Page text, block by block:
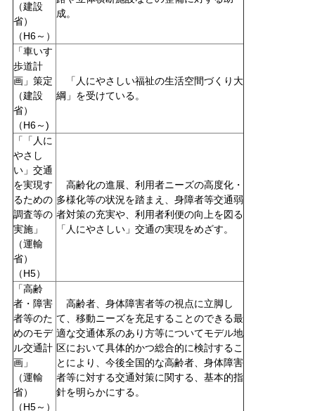
（建設
省）
（H6～）
成。
「車いす
歩道計
画」策定
（建設
省）
（H6～)
「人にやさしい福祉の生活空間づくり大
綱」を受けている。
「「人に
やさし
い」交通
を実現す
るための
調査等の
実施」
（運輸
省）
（H5）
高齢化の進展、利用者ニーズの高度化・
多様化等の状況を踏まえ、身障者等交通弱
者対策の充実や、利用者利便の向上を図る
「人にやさしい」交通の実現をめざす。
「高齢
者・障害
者等のた
めのモデ
ル交通計
画」
（運輸
省）
（H5～）
高齢者、身体障害者等の視点に立脚し
て、移動ニーズを充足することのできる最
適な交通体系のあり方等についてモデル地
区において具体的かつ総合的に検討するこ
とにより、今後全国的な高齢者、身体障害
者等に対する交通対策に関する、基本的指
針を明らかにする。